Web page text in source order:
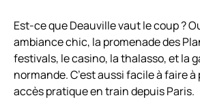
Est-ce que Deauville vaut le coup ?
ambiance chic, la promenade des
festivals, le casino, la thalasso, et la
normande. C’est aussi facile à faire à
accès pratique en train depuis Paris.